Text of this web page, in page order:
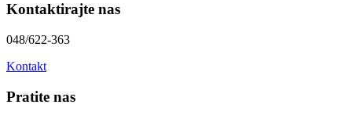
Kontaktirajte nas
048/622-363
Kontakt
Pratite nas